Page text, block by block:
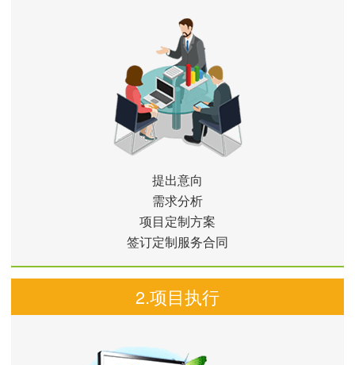
提出意向
需求分析
项目定制方案
签订定制服务合同
2.项目执行